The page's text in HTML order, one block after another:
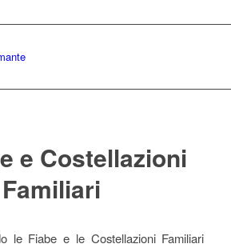
e Costellazioni
Familiari
le Fiabe e le Costellazioni Familiari